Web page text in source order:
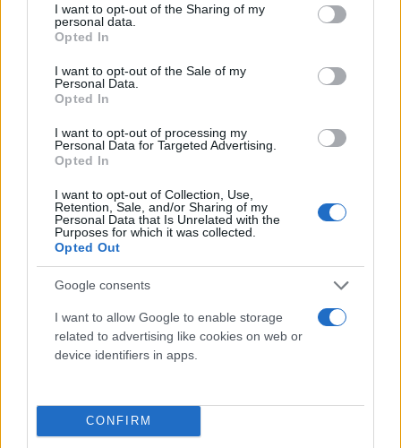
not limited to your visit or usage behaviour. You may click to
grant or deny consent to Google and its third-party tags to
use your data for below specified purposes in below Google
consent section.
I want to opt-out of the Sharing of my
personal data.
Opted In
I want to opt-out of the Sale of my
Personal Data.
Opted In
I want to opt-out of processing my
Personal Data for Targeted Advertising.
Opted In
I want to opt-out of Collection, Use,
Retention, Sale, and/or Sharing of my
Personal Data that Is Unrelated with the
Purposes for which it was collected.
Opted Out
Google consents
I want to allow Google to enable storage
related to advertising like cookies on web or
device identifiers in apps.
CONFIRM
Σε κατάσταση έκτακτης ανάγκης οι Βούτες
Ηρακλείου - Τι έδειξαν οι πρώτες εκτιμήσεις
Η εν λόγω κήρυξη θα ισχύσει για έναν μήνα, ενώ μετά το πέρας
του καθορισθέντος χρόνου, θα γίνει άρση, χωρίς νέο έγγραφο.
28.04.2025 17:33
Ομάδα
Flash.gr